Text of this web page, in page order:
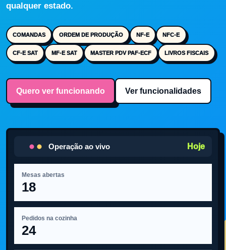
qualquer estado.
COMANDAS ORDEM DE PRODUÇÃO NF-E NFC-E
CF-E SAT MF-E SAT MASTER PDV PAF-ECF LIVROS FISCAIS
Quero ver funcionando Ver funcionalidades
Operação ao vivo Hoje
Mesas abertas
18
Pedidos na cozinha
24